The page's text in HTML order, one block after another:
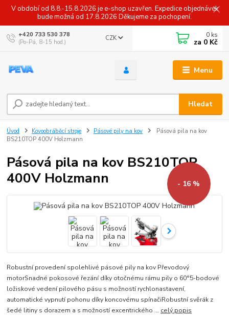
V období od 8.8.-15.8.2026 je e-shop uzavřen. Expedice objednávek
bude možná od 17.8.2026 Děkujeme za pochopení.
Menu
CZK
Hledat
+420 733 530 378
(Po-Pá, 8-15 hod.)
0 ks
za 0 Kč
Úvod Kovoobráběcí stroje Pásové pily na kov
Pásová pila na kov
BS210TOP 400V Holzmann
Pásová pila na kov BS210TOP
400V Holzmann
- 16 %
Robustní provedení spolehlivé pásové pily na kov Převodový
motorSnadné pokosové řezání díky otočnému rámu pily o 60°5-bodové
ložiskové vedení pilového pásu s možností rychlonastavení,
automatické vypnutí pohonu díky koncovému spínačiRobustní svěrák z
šedé litiny s dorazem a s možností excentrického ... celý popis